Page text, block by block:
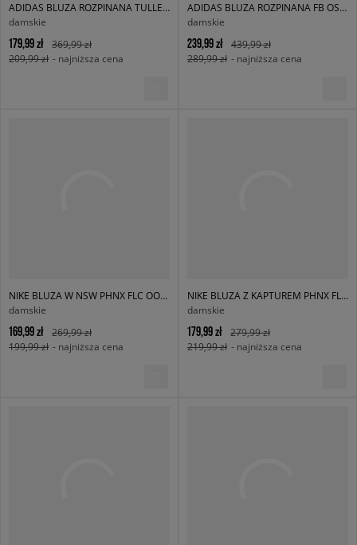
ADIDAS BLUZA ROZPINANA TULLE FB TT
damskie
179,99 zł
369,99 zł
209,99 zł - najniższa cena
ADIDAS BLUZA ROZPINANA FB OS TT
damskie
239,99 zł
439,99 zł
289,99 zł - najniższa cena
NIKE BLUZA W NSW PHNX FLC OOS CREW
damskie
169,99 zł
269,99 zł
199,99 zł - najniższa cena
NIKE BLUZA Z KAPTUREM PHNX FLC OS HOODIE W NSW
damskie
179,99 zł
279,99 zł
219,99 zł - najniższa cena